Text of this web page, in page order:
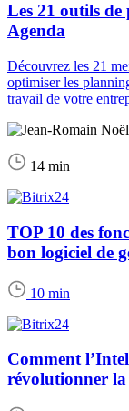
Les 21 outils
Agenda
Découvrez les 21
optimiser les
travail de votre
14 min
TOP 10 des
bon logiciel de
10 min
Comment
révolutionner la